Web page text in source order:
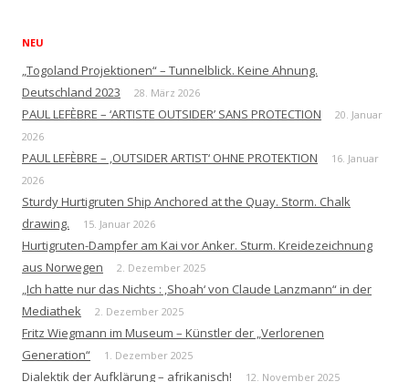
NEU
„Togoland Projektionen“ – Tunnelblick. Keine Ahnung.
Deutschland 2023
28. März 2026
PAUL LEFÈBRE – ‘ARTISTE OUTSIDER’ SANS PROTECTION
20. Januar
2026
PAUL LEFÈBRE – ‚OUTSIDER ARTIST‘ OHNE PROTEKTION
16. Januar
2026
Sturdy Hurtigruten Ship Anchored at the Quay. Storm. Chalk
drawing.
15. Januar 2026
Hurtigruten-Dampfer am Kai vor Anker. Sturm. Kreidezeichnung
aus Norwegen
2. Dezember 2025
„Ich hatte nur das Nichts : ‚Shoah‘ von Claude Lanzmann“ in der
Mediathek
2. Dezember 2025
Fritz Wiegmann im Museum – Künstler der „Verlorenen
Generation“
1. Dezember 2025
Dialektik der Aufklärung – afrikanisch! 12. November 2025